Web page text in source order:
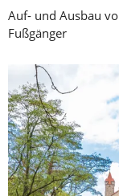
Auf- und Ausbau
Fußgänger